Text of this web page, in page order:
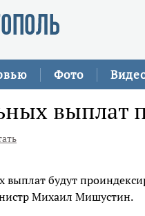
Фото
выплат
будут
Михаил Мишустин.